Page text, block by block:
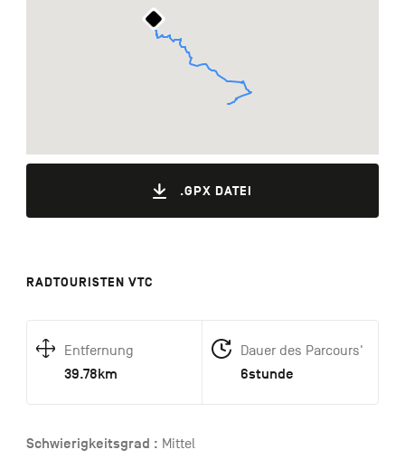
.GPX DATEI
RADTOURISTEN VTC
Entfernung
39.78km
Dauer des Parcours'
6stunde
Schwierigkeitsgrad : Mittel